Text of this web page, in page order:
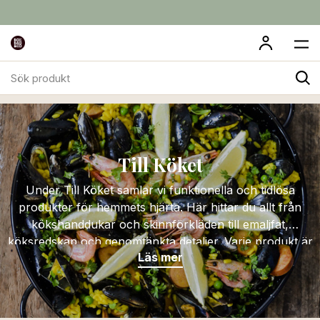
produktTill Köket
Till Köket
Under Till Köket samlar vi funktionella och tidlösa
produkter för hemmets hjärta. Här hittar du allt från
kökshanddukar och skinnförkläden till emaljfat,
köksredskap och genomtänkta detaljer. Varje produkt är
vald med fokus på kvalitet, hållbarhet och design – för
ett kök som fungerar lika bra till vardags som när det är
dags att bjuda in.
Läs mer